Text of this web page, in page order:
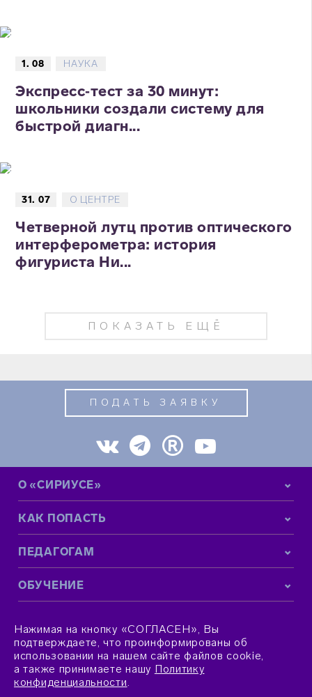
1. 08 НАУКА
Экспресс‑тест за 30 минут:
школьники создали систему для
быстрой диагн...
31. 07 О ЦЕНТРЕ
Четверной лутц против оптического
интерферометра: история
фигуриста Ни...
ПОКАЗАТЬ ЕЩЁ
ПОДАТЬ ЗАЯВКУ
О «СИРИУСЕ»
КАК ПОПАСТЬ
ПЕДАГОГАМ
ОБУЧЕНИЕ
Нажимая на кнопку «СОГЛАСЕН», Вы
подтверждаете, что проинформированы об
использовании на нашем сайте файлов cookie,
а также принимаете нашу Политику
конфиденциальности.